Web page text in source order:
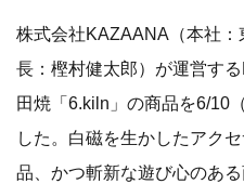
株式会社KAZAANA（本社
長：樫村健太郎）が運営す
田焼「6.kiln」の商品を6/10
した。白磁を生かしたアク
品、かつ斬新な遊び心のある